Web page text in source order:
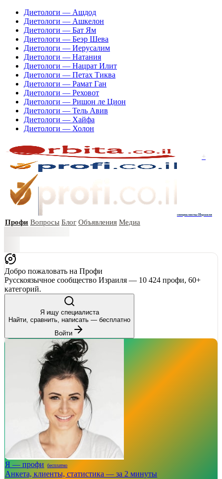
Диетологи — Ашдод
Диетологи — Ашкелон
Диетологи — Бат Ям
Диетологи — Беэр Шева
Диетологи — Иерусалим
Диетологи — Натания
Диетологи — Нацрат Илит
Диетологи — Петах Тиква
Диетологи — Рамат Ган
Диетологи — Реховот
Диетологи — Ришон ле Цион
Диетологи — Тель Авив
Диетологи — Хайфа
Диетологи — Холон
+
специалисты Израиля
Профи Вопросы Блог Объявления Медиа
Добро пожаловать на Профи
Русскоязычное сообщество Израиля — 10 424 профи, 60+
категорий.
Я ищу специалиста
Найти, сравнить, написать — бесплатно
Войти
Я — профи бесплатно
Анкета, клиенты, статистика — за 2 минуты